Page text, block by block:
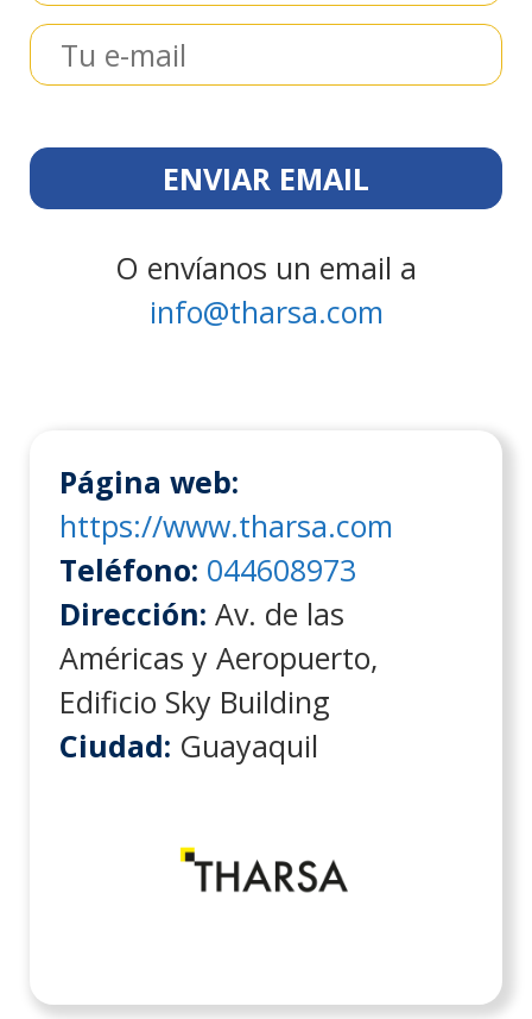
O envíanos un email a
info@tharsa.com
Página web:
https://www.tharsa.com
Teléfono: 044608973
Dirección: Av. de las
Américas y Aeropuerto,
Edificio Sky Building
Ciudad: Guayaquil